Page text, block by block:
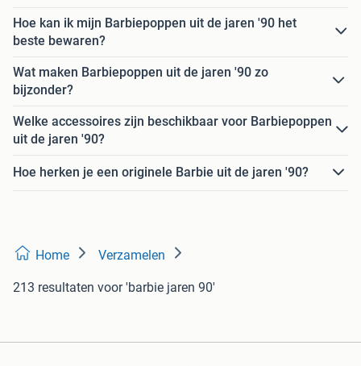
Hoe kan ik mijn Barbiepoppen uit de jaren '90 het
beste bewaren?
Wat maken Barbiepoppen uit de jaren '90 zo
bijzonder?
Welke accessoires zijn beschikbaar voor Barbiepoppen
uit de jaren '90?
Hoe herken je een originele Barbie uit de jaren '90?
Home Verzamelen
213 resultaten voor 'barbie jaren 90'